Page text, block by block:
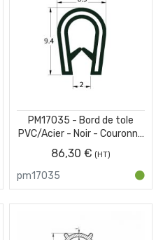
PM17035 - Bord de tole
PVC/Acier - Noir - Couronne
50 m
86,30 €
pm17035